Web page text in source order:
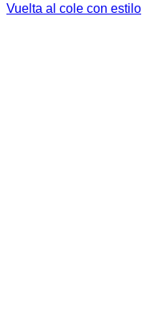
Vuelta al cole con estilo